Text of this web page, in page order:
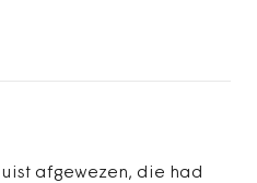
afgewezen, die had